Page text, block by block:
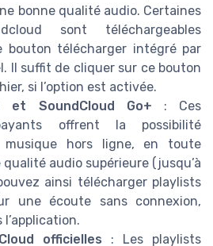
bonne qualité audio. Certaines
sont téléchargeables
bouton télécharger intégré par
Il suffit de cliquer sur ce bouton
si l’option est activée.
et SoundCloud Go+ : Ces
offrent la possibilité
musique hors ligne, en toute
audio supérieure (jusqu’à
ainsi télécharger playlists
une écoute sans connexion,
officielles : Les playlists